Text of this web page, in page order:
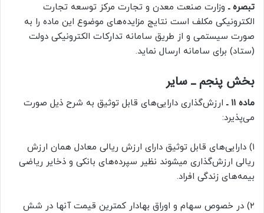
تبصره ـ وزارت صنعت معدن و تجارت مرکز توسعه تجارت
الکترونیکی مکلف است نتایج مزایده‌های موضوع این ماده را به
صورت سیستمی و از طریق سامانه تدارکات الکترونیکی دولت
(ستاد) برای سامانه ارسال نماید.
بخش پنجم ـ سایر
ماده ۱۱ ـ
ارزش‌گذاری دارایی‌های قابل توثیق به شرح ذیل صورت
می‌پذیرد:
۱) دارایی‌های قابل توثیق دارای ارزش ریالی معادل همان ارزش
ریالی ارزش‌گذاری میشوند نظیر سپرده‌های بانکی و ذخایر ریاضی
بیمه‌های زندگی افراد.
۲) در خصوص سهام و اوراق بهادار کمترین قیمت آنها در شش